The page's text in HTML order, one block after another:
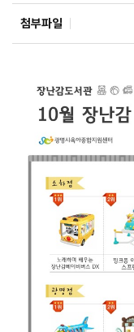
첨부파일